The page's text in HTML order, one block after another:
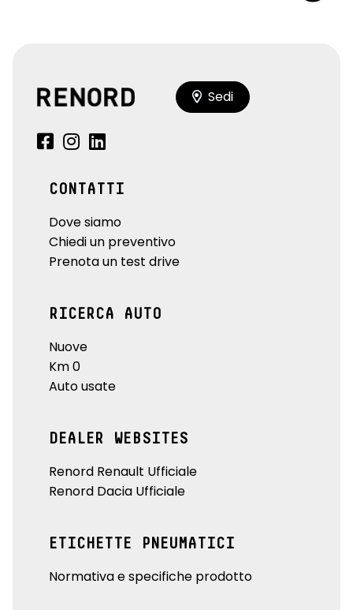
Sedi
CONTATTI
Dove siamo
Chiedi un preventivo
Prenota un test drive
RICERCA AUTO
Nuove
Km 0
Auto usate
DEALER WEBSITES
Renord Renault Ufficiale
Renord Dacia Ufficiale
ETICHETTE PNEUMATICI
Normativa e specifiche prodotto